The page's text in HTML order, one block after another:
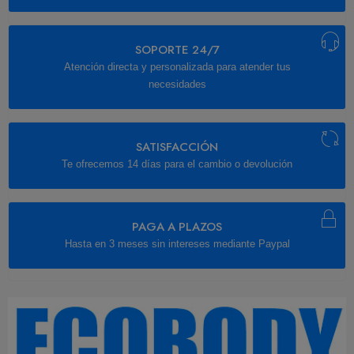
SOPORTE 24/7
Atención directa y personalizada para atender tus
necesidades
SATISFACCIÓN
Te ofrecemos 14 días para el cambio o devolución
PAGA A PLAZOS
Hasta en 3 meses sin intereses mediante Paypal